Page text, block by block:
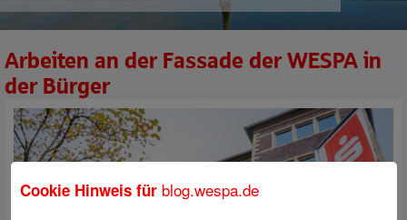
Arbeiten an der Fassade der WESPA in
der Bürger
Cookie Hinweis für blog.wespa.de